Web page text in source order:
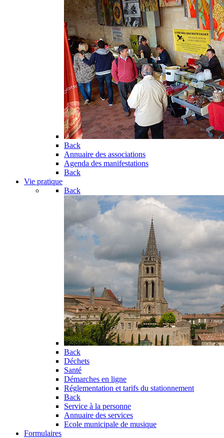
Back
Annuaire des associations
Agenda des manifestations
Back
Vie pratique
Back
Back
Déchets
Santé
Démarches en ligne
Réglementation et tarifs du stationnement
Back
Service à la personne
Annuaire des services
Ecole municipale de musique
Formulaires